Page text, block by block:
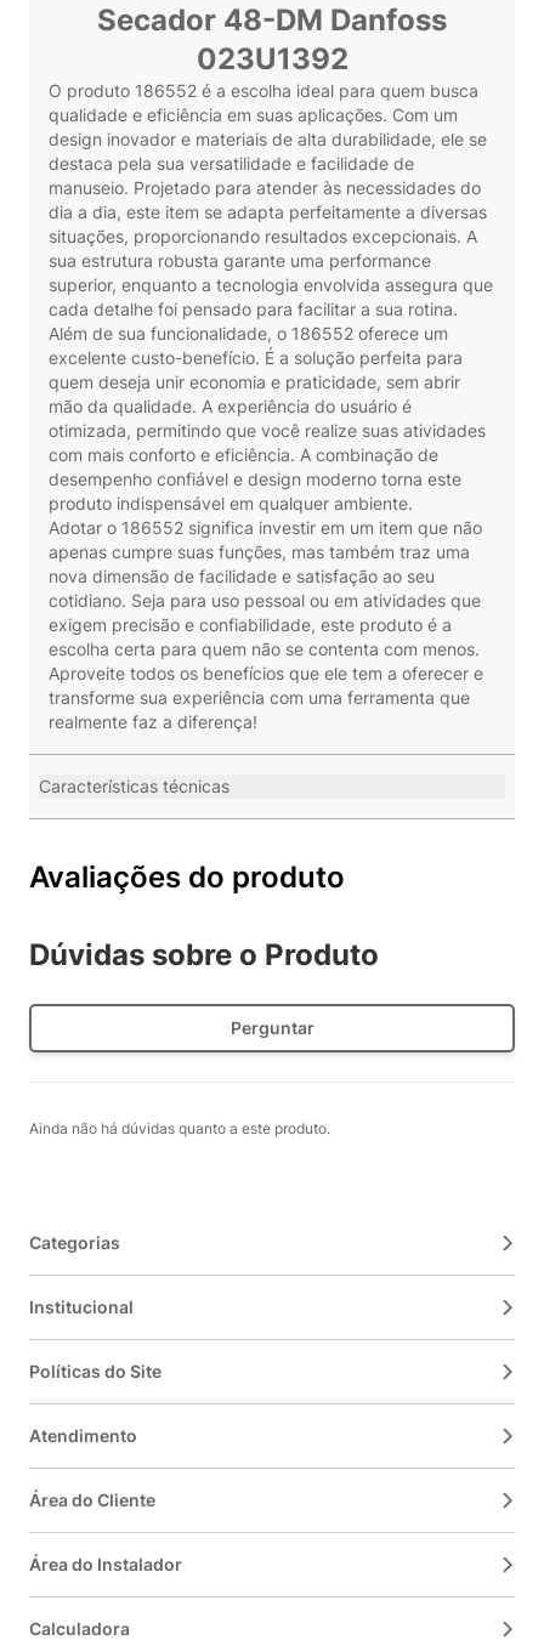
Secador 48-DM Danfoss
023U1392
O produto 186552 é a escolha ideal para quem busca
qualidade e eficiência em suas aplicações. Com um
design inovador e materiais de alta durabilidade, ele se
destaca pela sua versatilidade e facilidade de
manuseio. Projetado para atender às necessidades do
dia a dia, este item se adapta perfeitamente a diversas
situações, proporcionando resultados excepcionais. A
sua estrutura robusta garante uma performance
superior, enquanto a tecnologia envolvida assegura que
cada detalhe foi pensado para facilitar a sua rotina.
Além de sua funcionalidade, o 186552 oferece um
excelente custo-benefício. É a solução perfeita para
quem deseja unir economia e praticidade, sem abrir
mão da qualidade. A experiência do usuário é
otimizada, permitindo que você realize suas atividades
com mais conforto e eficiência. A combinação de
desempenho confiável e design moderno torna este
produto indispensável em qualquer ambiente.
Adotar o 186552 significa investir em um item que não
apenas cumpre suas funções, mas também traz uma
nova dimensão de facilidade e satisfação ao seu
cotidiano. Seja para uso pessoal ou em atividades que
exigem precisão e confiabilidade, este produto é a
escolha certa para quem não se contenta com menos.
Aproveite todos os benefícios que ele tem a oferecer e
transforme sua experiência com uma ferramenta que
realmente faz a diferença!
Características técnicas
Avaliações do produto
Dúvidas sobre o Produto
Perguntar
Ainda não há dúvidas quanto a este produto.
Categorias
Institucional
Políticas do Site
Atendimento
Área do Cliente
Área do Instalador
Calculadora